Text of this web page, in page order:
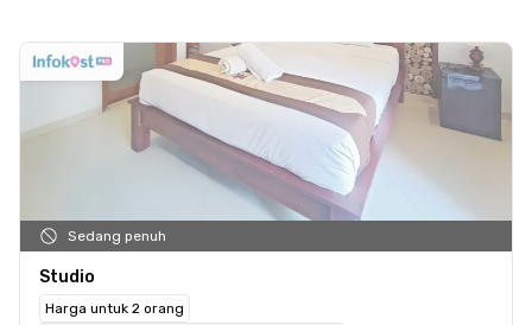
Sedang penuh
Studio
Harga untuk 2 orang